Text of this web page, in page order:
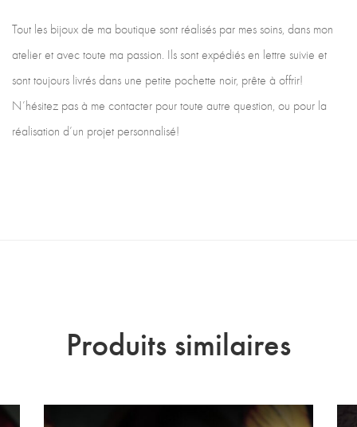
Tout les bijoux de ma boutique sont réalisés par mes soins, dans mon
atelier et avec toute ma passion. Ils sont expédiés en lettre suivie et
sont toujours livrés dans une petite pochette noir, prête à offrir!
N’hésitez pas à me contacter pour toute autre question, ou pour la
réalisation d’un projet personnalisé!
Produits similaires